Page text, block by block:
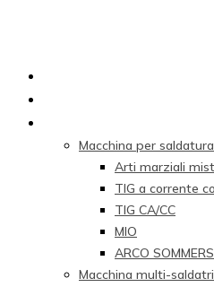
Macchina per saldatura
Arti marziali
TIG a corrente
TIG CA/CC
MIO
ARCO
Macchina multi-